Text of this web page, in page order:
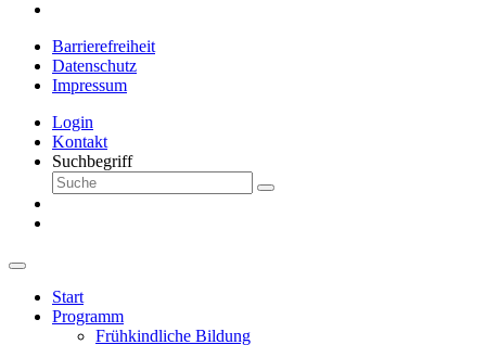
Barrierefreiheit
Datenschutz
Impressum
Login
Kontakt
Suchbegriff
Start
Programm
Frühkindliche Bildung